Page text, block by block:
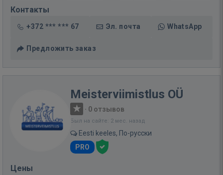
Контакты
+372 *** *** 67 Эл. почта WhatsApp
Предложить заказ
Meisterviimistlus OÜ
· 0 отзывов
Был на сайте: 2 мес. назад
Eesti keeles, По-русски
PRO
Цены